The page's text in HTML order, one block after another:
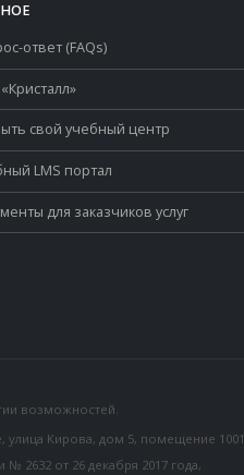
ответ (FAQs)
свой учебный центр
LMS портал
для заказчиков услуг
возможностей.
улица Кирова, дом 5, помещение 1001.
2632 от 26 декабря 2017 года,